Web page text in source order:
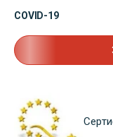
COVID-19